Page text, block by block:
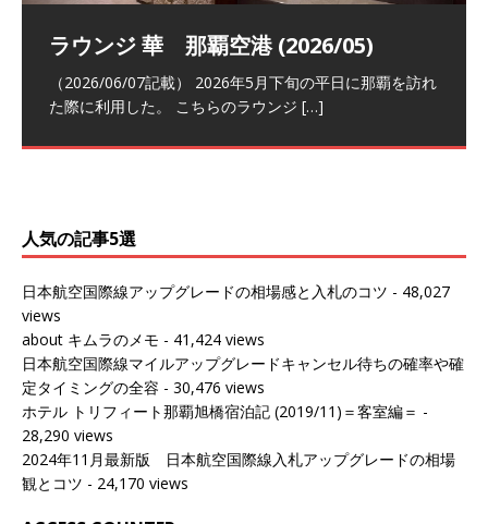
祝！日本航空・マリオットの戦略パー
トナーシップによるFOP無料付与とス
テイタスマッチ
ラウンジ 華 那覇空港 (2026/05)
（2026/06/07記載） 2026年5月下旬の平日に那覇を訪れ
た際に利用した。 こちらのラウンジ […]
The Coral Executive Lounge スワ
ンナプーム国際空港国内線ラウンジ
(2026/01)
日本航空 羽田空港国際線ファースト
クラスラウンジ (2026/01)
（2026/03/18記載） 2026年1月、毎年恒例の新年の羽田
バンコクエアウェイズ スワンナプー
ム国際空港国内線ラウンジ (2026/01)
（2026/03/13記載） 2026年1月上旬にバンコク経由でチ
人気の記事5選
日本航空国際線アップグレードの相場感と入札のコツ - 48,027
views
about キムラのメモ - 41,424 views
日本航空国際線マイルアップグレードキャンセル待ちの確率や確
定タイミングの全容 - 30,476 views
ホテル トリフィート那覇旭橋宿泊記 (2019/11)＝客室編＝ -
28,290 views
2024年11月最新版 日本航空国際線入札アップグレードの相場
観とコツ - 24,170 views